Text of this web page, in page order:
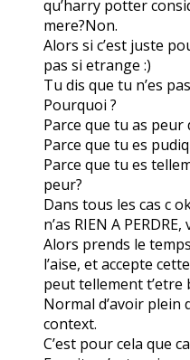
qu’harry potter
mere?Non.
Alors si c’est juste
pas si etrange :)
Tu dis que tu n’es
Pourquoi ?
Parce que tu as peur
Parce que tu es
Parce que tu es
peur?
Dans tous les cas c
n’as RIEN A
Alors prends le
l’aise, et accepte
peut tellement t’etre
Normal d’avoir plein
context.
C’est pour cela que